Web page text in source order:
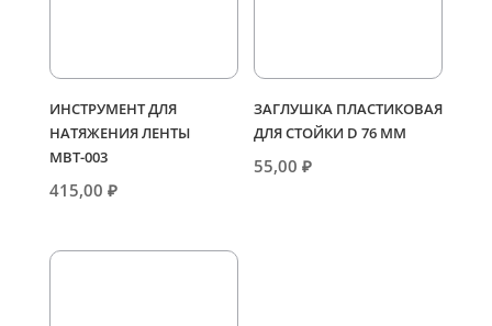
ИНСТРУМЕНТ ДЛЯ
НАТЯЖЕНИЯ ЛЕНТЫ
МВТ-003
415,00 ₽
ЗАГЛУШКА ПЛАСТИКОВАЯ
ДЛЯ СТОЙКИ D 76 ММ
55,00₽